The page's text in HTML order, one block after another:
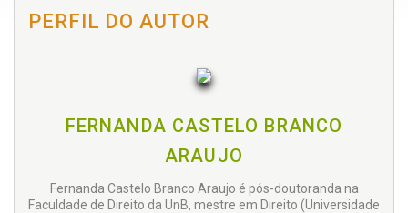
PERFIL DO AUTOR
FERNANDA CASTELO BRANCO
ARAUJO
Fernanda Castelo Branco Araujo é pós-doutoranda na
Faculdade de Direito da UnB, mestre em Direito (Universidade